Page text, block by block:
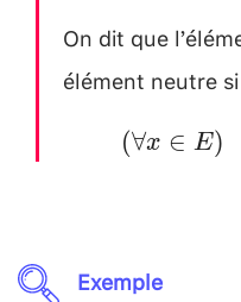
On dit que
élément neutre
(\forall x
(∀x ∈ E)
Exemple